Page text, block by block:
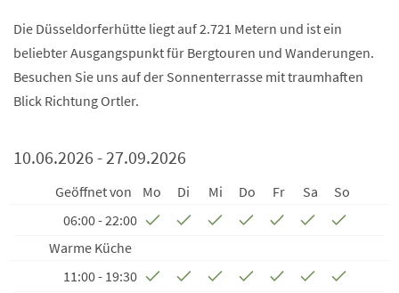
Die Düsseldorferhütte liegt auf 2.721 Metern und ist ein
beliebter Ausgangspunkt für Bergtouren und Wanderungen.
Besuchen Sie uns auf der Sonnenterrasse mit traumhaften
Blick Richtung Ortler.
10.06.2026 - 27.09.2026
Geöffnet von Mo Di Mi Do Fr Sa
So
06:00 - 22:00
Warme Küche
11:00 - 19:30